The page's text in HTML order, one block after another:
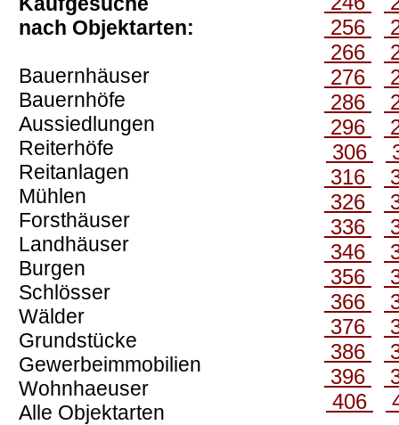
nach Objektarten:
Bauernhäuser
Bauernhöfe
Aussiedlungen
Reiterhöfe
Reitanlagen
Mühlen
Forsthäuser
Landhäuser
Burgen
Schlösser
Wälder
Grundstücke
Gewerbeimmobilien
Wohnhaeuser
Alle Objektarten
256
266
276
286
296
306
316
326
336
346
356
366
376
386
396
406